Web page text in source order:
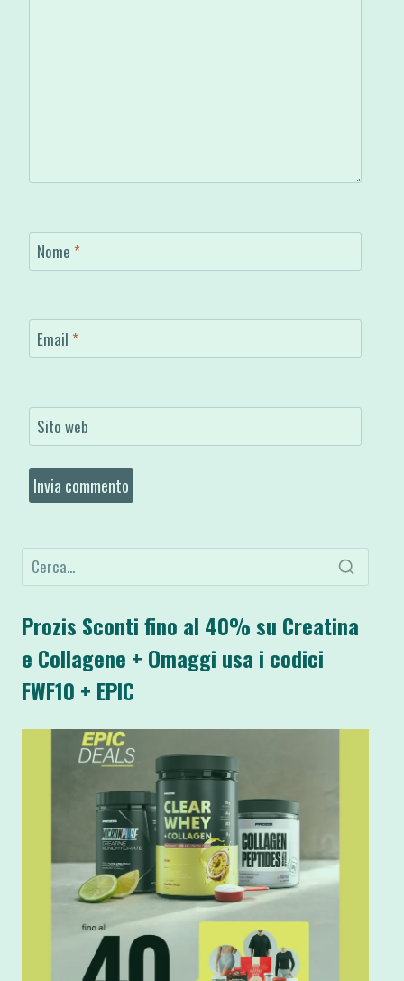
Nome *
Email *
Sito web
Prozis Sconti fino al 40% su Creatina
e Collagene + Omaggi usa i codici
FWF10 + EPIC